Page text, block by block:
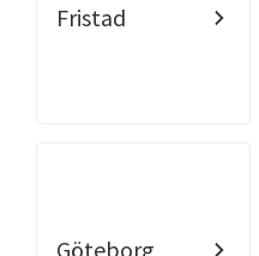
Fristad
Göteborg